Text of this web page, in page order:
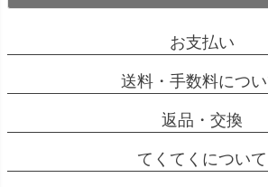
お支払い
送料・手数料につ
返品・交換
てくてくについて